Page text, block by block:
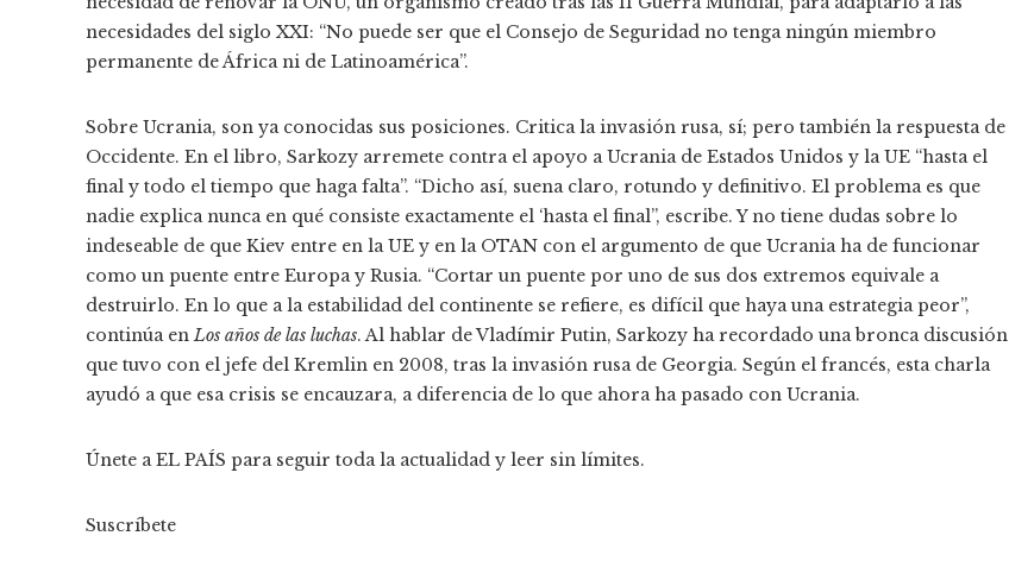
necesidades del siglo XXI: “No puede ser que el Consejo de Seguridad no tenga ningún miembro
permanente de África ni de Latinoamérica”.
Sobre Ucrania, son ya conocidas sus posiciones. Critica la invasión rusa, sí; pero también la respuesta de
Occidente. En el libro, Sarkozy arremete contra el apoyo a Ucrania de Estados Unidos y la UE “hasta el
final y todo el tiempo que haga falta”. “Dicho así, suena claro, rotundo y definitivo. El problema es que
nadie explica nunca en qué consiste exactamente el ‘hasta el final”, escribe. Y no tiene dudas sobre lo
indeseable de que Kiev entre en la UE y en la OTAN con el argumento de que Ucrania ha de funcionar
como un puente entre Europa y Rusia. “Cortar un puente por uno de sus dos extremos equivale a
destruirlo. En lo que a la estabilidad del continente se refiere, es difícil que haya una estrategia peor”,
continúa enLos años de las luchas. Al hablar de Vladímir Putin, Sarkozy ha recordado una bronca discusión
que tuvo con el jefe del Kremlin en 2008, tras la invasión rusa de Georgia. Según el francés, esta charla
ayudó a que esa crisis se encauzara, a diferencia de lo que ahora ha pasado con Ucrania.
Únete a EL PAÍS para seguir toda la actualidad y leer sin límites.
Suscríbete